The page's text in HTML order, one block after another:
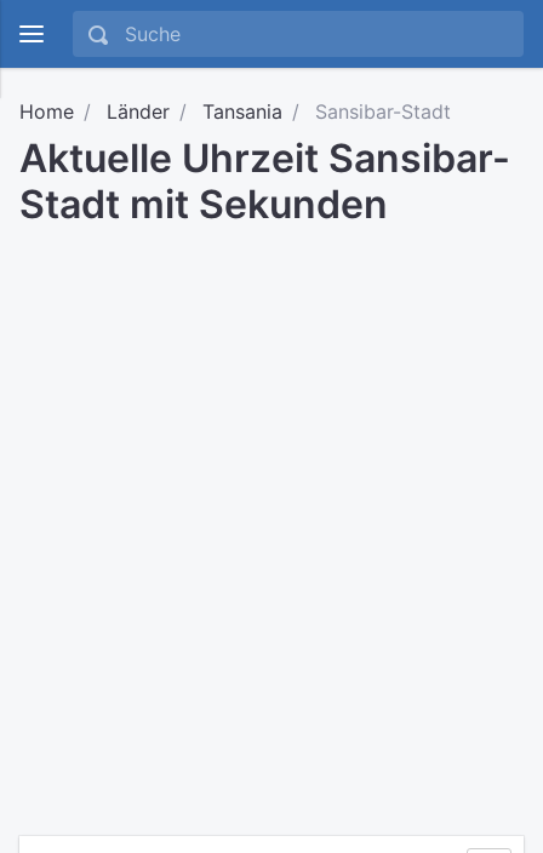
Home Länder Tansania Sansibar-Stadt
Aktuelle Uhrzeit Sansibar-
Stadt mit Sekunden